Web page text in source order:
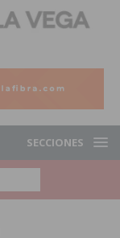
SECCIONES